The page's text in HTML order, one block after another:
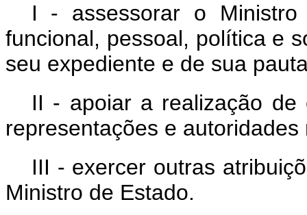
I - assessorar o
funcional, pessoal, política e
seu expediente e de sua
II - apoiar a realização de
representações e
III - exercer outras
Ministro de Estado.